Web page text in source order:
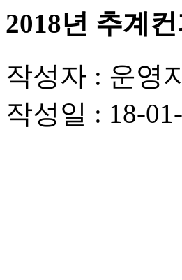
2018년 추계
작성자 : 운영
작성일 : 18-